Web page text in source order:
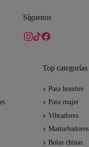
Síguenos
Top categorías
Para hombre
Para mujer
Vibradores
Masturbadores
Bolas chinas